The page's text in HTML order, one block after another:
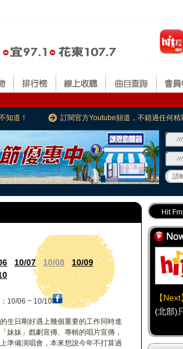
知道！ 訂閱官方Youtube頻道，不錯過任何精
10/07 10/08
10/09
10/06 ~ 10/10
生日剛好遇上幾個重要的工作同時進
妹妹」戲劇宣傳、專輯的唱片宣傳，
準備演唱會，本來想說今年不打算過
Hit
Hit
最專
好康
【Next
(北部)